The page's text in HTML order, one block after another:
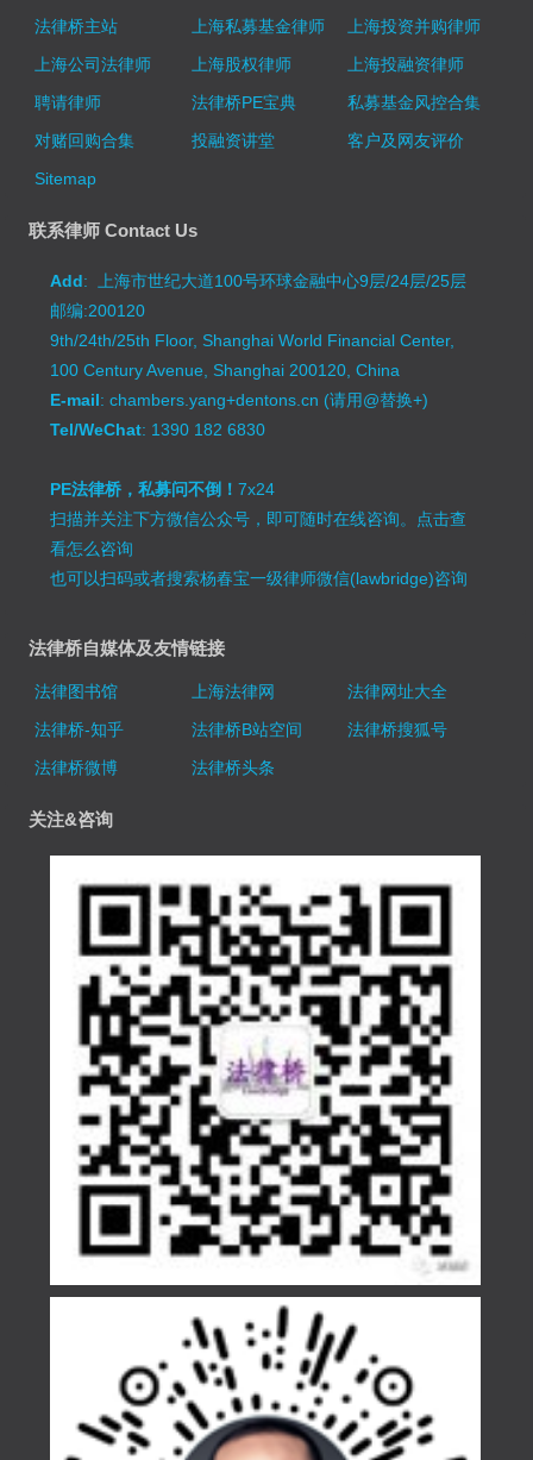
法律桥主站
上海私募基金律师
上海投资并购律师
上海公司法律师
上海股权律师
上海投融资律师
聘请律师
法律桥PE宝典
私募基金风控合集
对赌回购合集
投融资讲堂
客户及网友评价
Sitemap
联系律师 Contact Us
Add: 上海市世纪大道100号环球金融中心9层/24层/25层
邮编:200120
9th/24th/25th Floor, Shanghai World Financial Center,
100 Century Avenue, Shanghai 200120, China
E-mail: chambers.yang+dentons.cn (请用@替换+)
Tel/WeChat: 1390 182 6830
PE法律桥，私募问不倒！7x24
扫描并关注下方微信公众号，即可随时在线咨询。 点击查
看怎么咨询
也可以扫码或者搜索杨春宝一级律师微信(lawbridge)咨询
法律桥自媒体及友情链接
法律图书馆 上海法律网
法律网址大全
法律桥-知乎
法律桥B站空间
法律桥搜狐号
法律桥微博
法律桥头条
关注&咨询